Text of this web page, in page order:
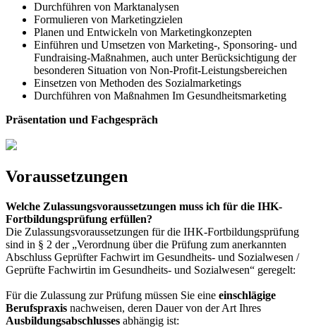
Durchführen von Marktanalysen
Formulieren von Marketingzielen
Planen und Entwickeln von Marketingkonzepten
Einführen und Umsetzen von Marketing-, Sponsoring- und
Fundraising-Maßnahmen, auch unter Berücksichtigung der
besonderen Situation von Non-Profit-Leistungsbereichen
Einsetzen von Methoden des Sozialmarketings
Durchführen von Maßnahmen Im Gesundheitsmarketing
Präsentation und Fachgespräch
Voraussetzungen
Welche Zulassungsvoraussetzungen muss ich für die IHK-
Fortbildungsprüfung erfüllen?
Die Zulassungsvoraussetzungen für die IHK-Fortbildungsprüfung
sind in § 2 der „Verordnung über die Prüfung zum anerkannten
Abschluss Geprüfter Fachwirt im Gesundheits- und Sozialwesen /
Geprüfte Fachwirtin im Gesundheits- und Sozialwesen“ geregelt:
Für die Zulassung zur Prüfung müssen Sie eine einschlägige
Berufspraxis nachweisen, deren Dauer von der Art Ihres
Ausbildungsabschlusses abhängig ist: